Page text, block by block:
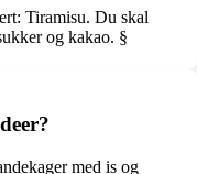
Tiramisu. Du skal
og kakao. §
med is og